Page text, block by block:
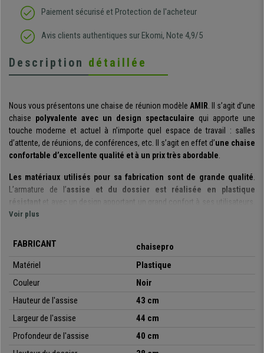
Paiement sécurisé et Protection de l'acheteur
Avis clients authentiques sur Ekomi, Note 4,9/5
Description détaillée
Nous vous présentons une chaise de réunion modèle AMIR. Il s’agit d’une
chaise polyvalente avec un design spectaculaire qui apporte une
touche moderne et actuel à n’importe quel espace de travail : salles
d’attente, de réunions, de conférences, etc. Il s’agit en effet d’une chaise
confortable d’excellente qualité et à un prix très abordable.
Les matériaux utilisés pour sa fabrication sont de grande qualité.
L’armature de l’assise et du dossier est réalisée en plastique
résistant et avec un design apportant un grand confort à ses utilisateurs.
Sastructure est construite à l’aide un cadre avec des tubes en acier
invités une assise robuste, confortable et de qualité.
Il s’agit d’un modèle très pratique et polyvalent
réceptions les bureaux, conférence ou évènements, etc. De plus, il est
disponible dans différentes couleurs , pour que vous puissiez choisir
Soulignons également qu’il s’agit d’unmodèle empilable
Voir plus
FABRICANT
chaisepro
Matériel
Plastique
Couleur
Noir
Hauteur de l'assise
43 cm
Largeur de l'assise
44 cm
Profondeur de l'assise
40 cm